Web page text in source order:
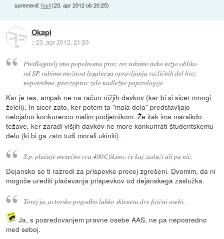
spremenil:fosil(23. apr 2012 ob 20:25)
Okapi
::23. apr 2012, 21:33
Predlagatelj ima popolnoma prav, res rabimo neko nižjo obliko
od SP, rabimo možnost legalnega opravljanja različnih del brez
nepotrebne, pravzaprav zelo nadležne papirologije.
Kar je res, ampak ne na račun nižjih davkov (kar bi si sicer mnogi
želeli). In sicer zato, ker potem ta "mala dela" predstavljajo
nelojalno konkurenco malim podjetnikom. Že itak ima marsikdo
težave, ker zaradi višjih davkov ne more konkurirati študentskemu
delu (ki bi ga zato tudi morali ukiniti).
S.p. plačuje mesečno cca 400€ fiksno, če kaj zasluži ali pa nič.
Dejansko so ti razredi za prispevke precej zgrešeni. Dvomim, da ni
mogoče urediti plačevanja prispevkov od dejanskega zaslužka.
Torej ja, avtorsko pogodbo lahko skleneta dve fizični osebi.
Ja, s posredovanjem pravne osebe AAS, ne pa neposredno
med seboj.